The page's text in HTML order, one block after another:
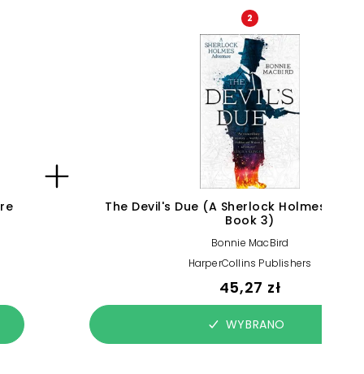
2
The Devil's Due (A Sherlock Holmes
Book 3)
Bonnie MacBird
HarperCollins Publishers
45,27 zł
WYBRANO